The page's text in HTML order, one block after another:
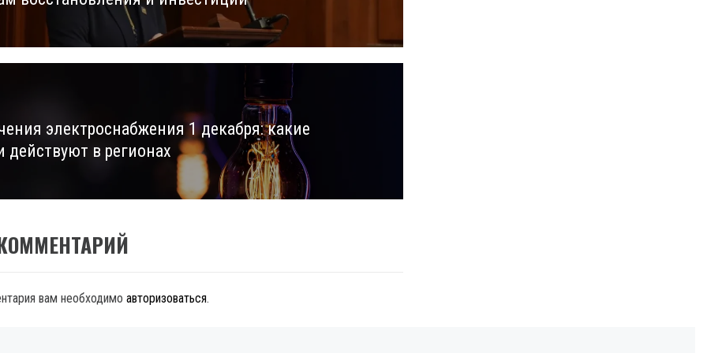
электроснабжения 1 декабря: какие
действуют в регионах
вам необходимо авторизоваться.